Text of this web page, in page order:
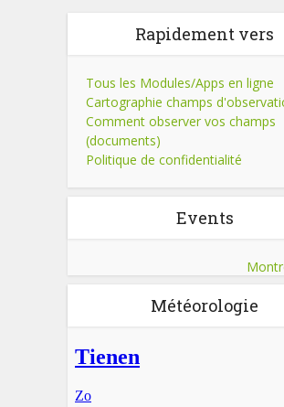
Rapidement vers
Tous les Modules/Apps en ligne
Cartographie champs
Comment observer vos champs
(documents)
Politique de confidentialité
Events
Météorologie